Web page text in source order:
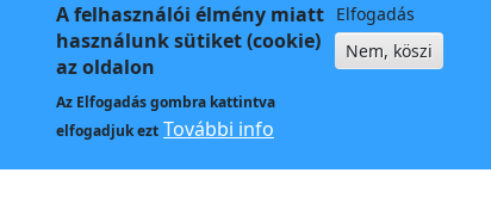
A felhasználói élmény miatt
használunk sütiket (cookie)
az oldalon
Az Elfogadásgombra kattintva
elfogadjuk ezt További info
Elfogadás
Nem, köszi